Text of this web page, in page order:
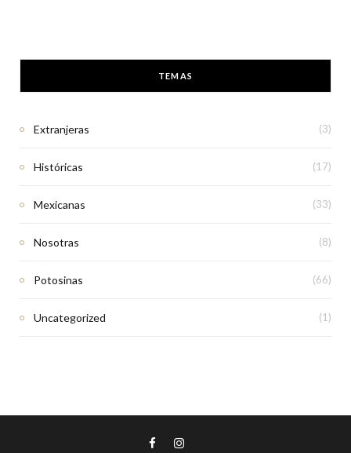
TEMAS
Extranjeras (3)
Históricas (17)
Mexicanas (33)
Nosotras (8)
Potosinas (66)
Uncategorized (1)